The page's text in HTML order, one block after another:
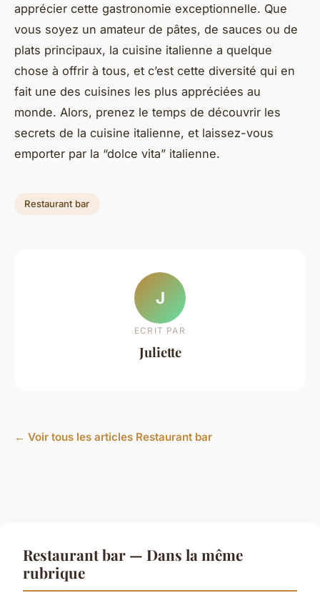
apprécier cette gastronomie exceptionnelle. Que
vous soyez un amateur de pâtes, de sauces ou de
plats principaux, la cuisine italienne a quelque
chose à offrir à tous, et c’est cette diversité qui en
fait une des cuisines les plus appréciées au
monde. Alors, prenez le temps de découvrir les
secrets de la cuisine italienne, et laissez-vous
emporter par la “dolce vita” italienne.
Restaurant bar
J
ECRIT PAR
Juliette
← Voir tous les articles Restaurant bar
Restaurant bar — Dans la même
rubrique